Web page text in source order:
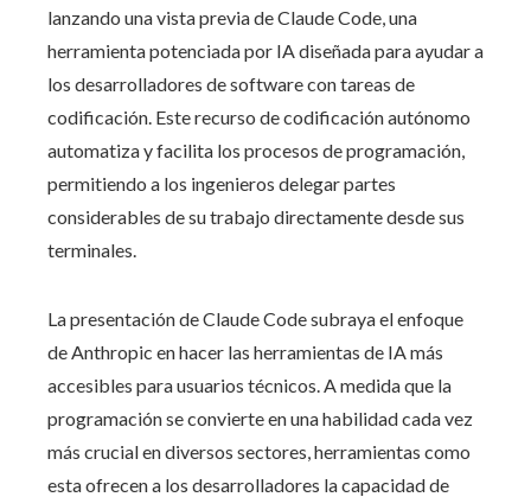
lanzando una vista previa de Claude Code, una
herramienta potenciada por IA diseñada para ayudar a
los desarrolladores de software con tareas de
codificación. Este recurso de codificación autónomo
automatiza y facilita los procesos de programación,
permitiendo a los ingenieros delegar partes
considerables de su trabajo directamente desde sus
terminales.
La presentación de Claude Code subraya el enfoque
de Anthropic en hacer las herramientas de IA más
accesibles para usuarios técnicos. A medida que la
programación se convierte en una habilidad cada vez
más crucial en diversos sectores, herramientas como
esta ofrecen a los desarrolladores la capacidad de